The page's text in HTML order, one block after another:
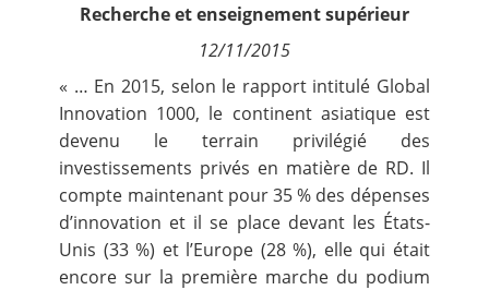
Recherche et enseignement supérieur
12/11/2015
« … En 2015, selon le rapport intitulé Global
Innovation 1000, le continent asiatique est
devenu le terrain privilégié des
investissements privés en matière de RD. Il
compte maintenant pour 35 % des dépenses
d’innovation et il se place devant les États-
Unis (33 %) et l’Europe (28 %), elle qui était
encore sur la première marche du podium